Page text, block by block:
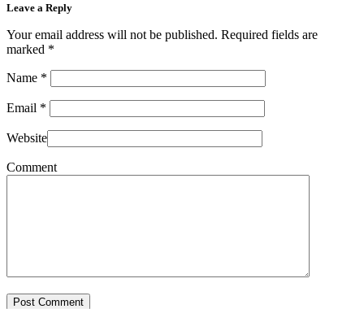
Leave a Reply
Your email address will not be published. Required fields are
marked *
Name *
Email *
Website
Comment
Post Comment